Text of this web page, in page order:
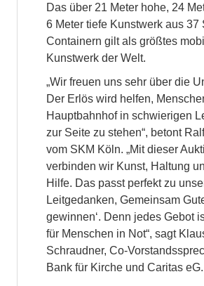
Das über 21 Meter hohe, 24
6 Meter tiefe Kunstwerk aus 37
Containern gilt als größtes
Kunstwerk der Welt.
„Wir freuen uns sehr über die
Der Erlös wird helfen,
Hauptbahnhof in schwierigen
zur Seite zu stehen“, betont
vom SKM Köln. „Mit dieser
verbinden wir Kunst, Haltung
Hilfe. Das passt perfekt zu
Leitgedanken, Gemeinsam
gewinnen‘. Denn jedes Gebot
für Menschen in Not“, sagt
Schraudner, Co-
Bank für Kirche und Caritas eG.